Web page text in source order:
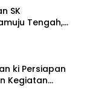
SK
Tengah,
Pegawai Lebih
ki Persiapan
Kegiatan